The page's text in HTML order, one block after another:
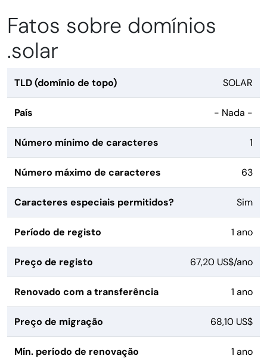
Fatos sobre domínios
.solar
TLD (domínio de topo) SOLAR
País - Nada -
Número mínimo de caracteres 1
Número máximo de caracteres 63
Caracteres especiais permitidos? Sim
Período de registo 1 ano
Preço de registo 67,20 US$/ano
Renovado com a transferência 1 ano
Preço de migração 68,10 US$
Mín. período de renovação 1 ano